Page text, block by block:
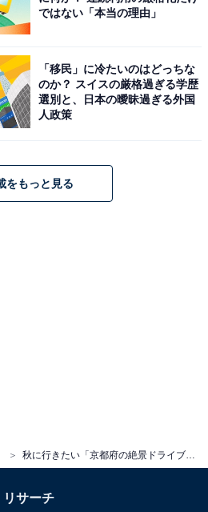
秋に行きたい「京都府の絶景ドライブスポット」ランキング！ 2位「嵐山高雄パークウェイ」、1位は？【2025年調査】
ではない「本当の理由」
「移民」に冷たいのはどっちな
のか？ スイスの厳格過ぎる学歴
選別と、日本の曖昧過ぎる外国
人政策
をもっと見る
リサーチ